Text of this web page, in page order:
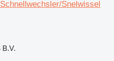
Snelwissel